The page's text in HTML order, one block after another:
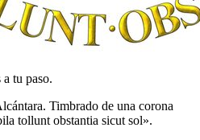
tu paso.
Timbrado de una corona
tollunt obstantia sicut sol».